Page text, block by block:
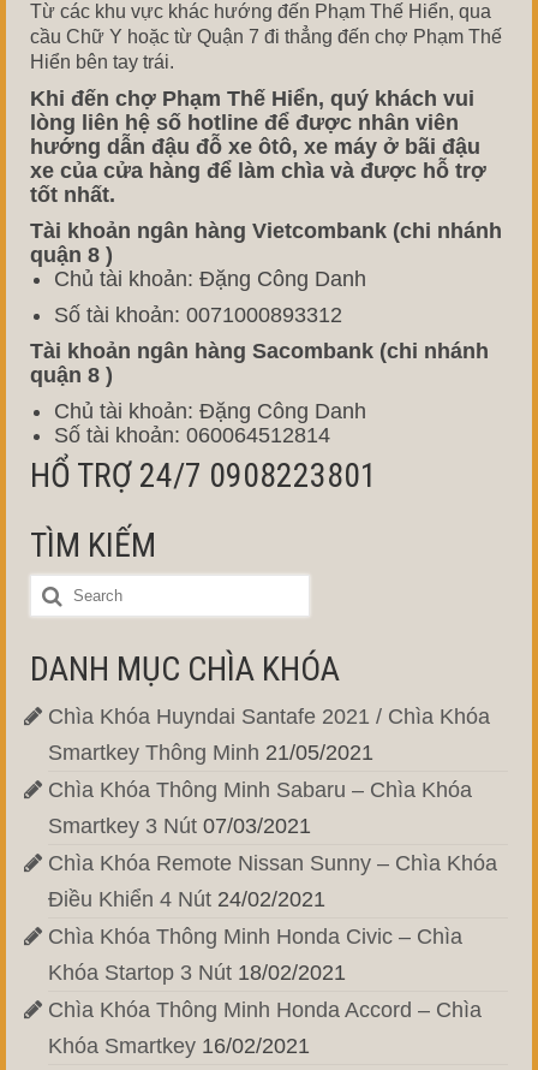
Từ các khu vực khác hướng đến Phạm Thế Hiển, qua
cầu Chữ Y hoặc từ Quận 7 đi thẳng đến chợ Phạm Thế
Hiển bên tay trái.
Khi đến chợ Phạm Thế Hiển, quý khách vui
lòng liên hệ số hotline để được nhân viên
hướng dẫn đậu đỗ xe ôtô, xe máy ở bãi đậu
xe của cửa hàng để làm chìa và được hỗ trợ
tốt nhất.
Tài khoản ngân hàng Vietcombank (chi nhánh
quận 8 )
Chủ tài khoản: Đặng Công Danh
Số tài khoản: 0071000893312
Tài khoản ngân hàng Sacombank (chi nhánh
quận 8 )
Chủ tài khoản: Đặng Công Danh
Số tài khoản: 060064512814
HỔ TRỢ 24/7 0908223801
TÌM KIẾM
DANH MỤC CHÌA KHÓA
Chìa Khóa Huyndai Santafe 2021 / Chìa Khóa
Smartkey Thông Minh 21/05/2021
Chìa Khóa Thông Minh Sabaru – Chìa Khóa
Smartkey 3 Nút 07/03/2021
Chìa Khóa Remote Nissan Sunny – Chìa Khóa
Điều Khiển 4 Nút 24/02/2021
Chìa Khóa Thông Minh Honda Civic – Chìa
Khóa Startop 3 Nút 18/02/2021
Chìa Khóa Thông Minh Honda Accord – Chìa
Khóa Smartkey 16/02/2021